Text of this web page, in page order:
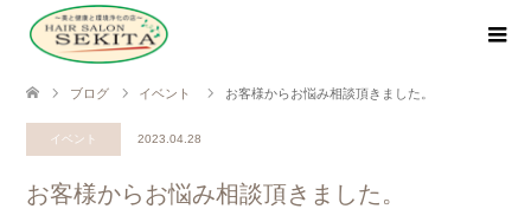
ブログ イベント お客様からお悩み相談頂きました。
イベント 2023.04.28
お客様からお悩み相談頂きました。